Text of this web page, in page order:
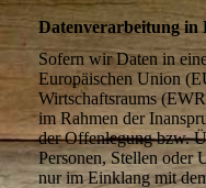
Datenverarbeitung
Sofern wir Daten in
Europäischen Union
Wirtschaftsraums
im Rahmen der
der Offenlegung bzw.
Personen, Stellen oder
nur im Einklang mit